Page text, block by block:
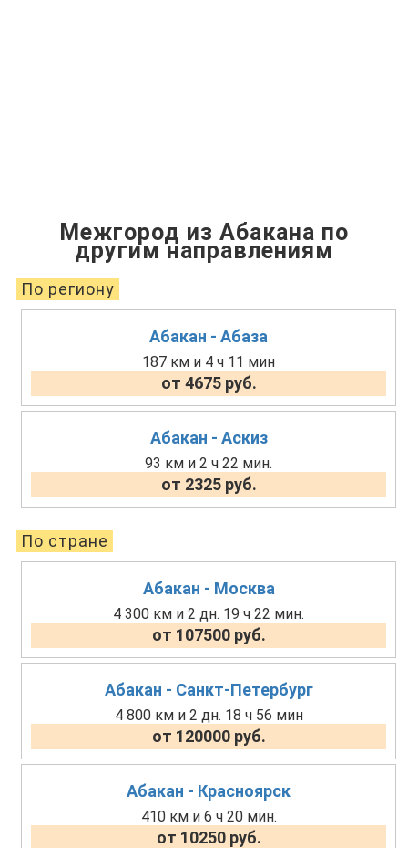
Межгород из Абакана по
другим направлениям
По региону
Абакан - Абаза
187 км и 4 ч 11 мин
от 4675 руб.
Абакан - Аскиз
93 км и 2 ч 22 мин.
от 2325 руб.
По стране
Абакан - Москва
4 300 км и 2 дн. 19 ч 22 мин.
от 107500 руб.
Абакан - Санкт-Петербург
4 800 км и 2 дн. 18 ч 56 мин
от 120000 руб.
Абакан - Красноярск
410 км и 6 ч 20 мин.
от 10250 руб.